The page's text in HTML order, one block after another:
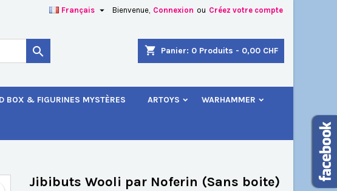
Bienvenue, Connexion ou Créez votre compte
Français 
shopping_cart Panier: 0 Produits - 0,00 CHF

BOX & FIGURINES MYSTÈRES ARTOYS WARHAMMER
Jibibuts Wooli par Noferin (Sans boite)
liste d'envies.
Connexion